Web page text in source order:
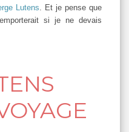
Lutens . Et je pense que
si je ne devais